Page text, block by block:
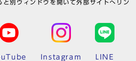
別ウィンドウを開いて外部サイトへリン
Instagram LINE